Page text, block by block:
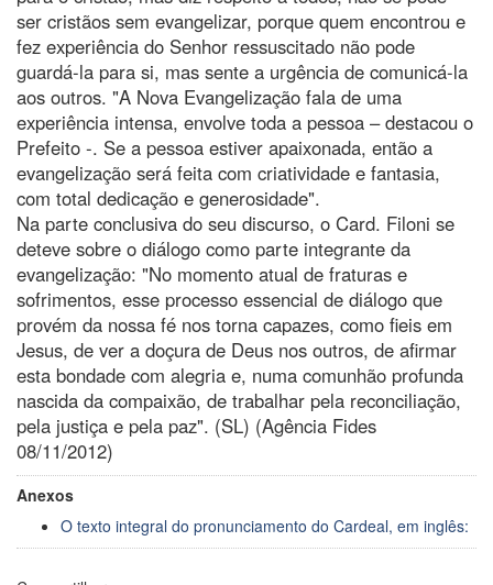
ser cristãos sem evangelizar, porque quem encontrou e
fez experiência do Senhor ressuscitado não pode
guardá-la para si, mas sente a urgência de comunicá-la
aos outros. "A Nova Evangelização fala de uma
experiência intensa, envolve toda a pessoa – destacou o
Prefeito -. Se a pessoa estiver apaixonada, então a
evangelização será feita com criatividade e fantasia,
com total dedicação e generosidade".
Na parte conclusiva do seu discurso, o Card. Filoni se
deteve sobre o diálogo como parte integrante da
evangelização: "No momento atual de fraturas e
sofrimentos, esse processo essencial de diálogo que
provém da nossa fé nos torna capazes, como fieis em
Jesus, de ver a doçura de Deus nos outros, de afirmar
esta bondade com alegria e, numa comunhão profunda
nascida da compaixão, de trabalhar pela reconciliação,
pela justiça e pela paz". (SL) (Agência Fides
08/11/2012)
Anexos
O texto integral do pronunciamento do Cardeal, em inglês: